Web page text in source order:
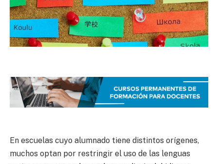
En escuelas cuyo alumnado tiene distintos orígenes,
muchos optan por restringir el uso de las lenguas